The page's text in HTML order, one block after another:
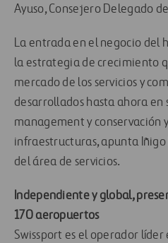
Ayuso, Consejero Delegado
La entrada en el negocio del
la estrategia de crecimiento
mercado de los servicios y
desarrollados hasta ahora en
management y conservación
infraestructuras, apunta
del área de servicios.
Independiente y global,
170 aeropuertos
Swissport es el operador